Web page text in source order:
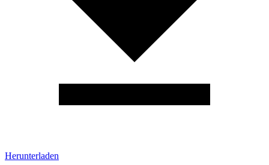
Herunterladen